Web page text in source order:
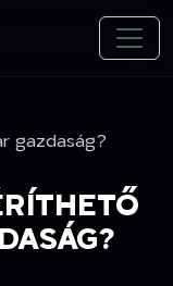
gazdaság?